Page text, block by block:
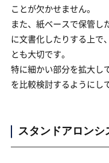
ことが欠かせません。
また、紙ベースで保管し
に文書化したりする上で
とも大切です。
特に細かい部分を拡大し
を比較検討するようにし
スタンドアロンシ